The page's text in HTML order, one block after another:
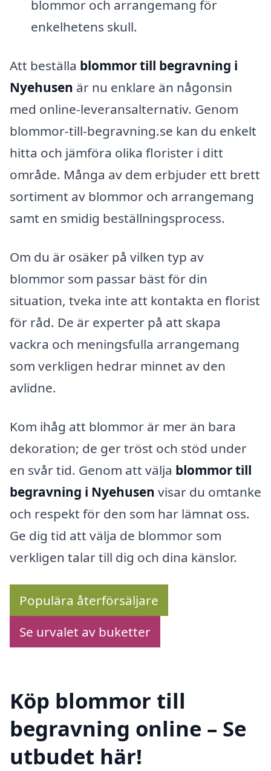
blommor och arrangemang för
enkelhetens skull.
Att beställa blommor till begravning i
Nyehusen är nu enklare än någonsin
med online-leveransalternativ. Genom
blommor-till-begravning.se kan du enkelt
hitta och jämföra olika florister i ditt
område. Många av dem erbjuder ett brett
sortiment av blommor och arrangemang
samt en smidig beställningsprocess.
Om du är osäker på vilken typ av
blommor som passar bäst för din
situation, tveka inte att kontakta en florist
för råd. De är experter på att skapa
vackra och meningsfulla arrangemang
som verkligen hedrar minnet av den
avlidne.
Kom ihåg att blommor är mer än bara
dekoration; de ger tröst och stöd under
en svår tid. Genom att välja blommor till
begravning i Nyehusen visar du omtanke
och respekt för den som har lämnat oss.
Ge dig tid att välja de blommor som
verkligen talar till dig och dina känslor.
Populära återförsäljare
Se urvalet av buketter
Köp blommor till
begravning online – Se
utbudet här!